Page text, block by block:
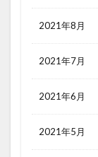
2021年8月
2021年7月
2021年6月
2021年5月